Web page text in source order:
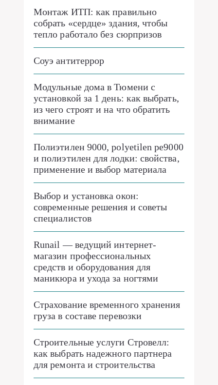
Монтаж ИТП: как правильно
собрать «сердце» здания, чтобы
тепло работало без сюрпризов
Соуэ антитеррор
Модульные дома в Тюмени с
установкой за 1 день: как выбрать,
из чего строят и на что обратить
внимание
Полиэтилен 9000, polyetilen pe9000
и полиэтилен для лодки: свойства,
применение и выбор материала
Выбор и установка окон:
современные решения и советы
специалистов
Runail — ведущий интернет-
магазин профессиональных
средств и оборудования для
маникюра и ухода за ногтями
Страхование временного хранения
груза в составе перевозки
Строительные услуги Стровелл:
как выбрать надежного партнера
для ремонта и строительства